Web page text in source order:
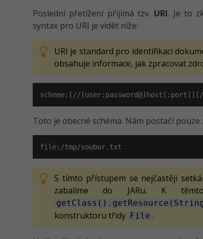
Poslední přetížení přijímá tzv. URI. Je to
syntax pro URI je vidět níže:
URI je standard pro identifikaci
obsahuje informace, jak zpracovat
scheme:[//
Toto je obecné schéma. Nám postačí
file:/tmp/soubor.txt
S tímto přístupem se nejčastěji
zabalíme do JARu. K
konstruktoru třídy File .